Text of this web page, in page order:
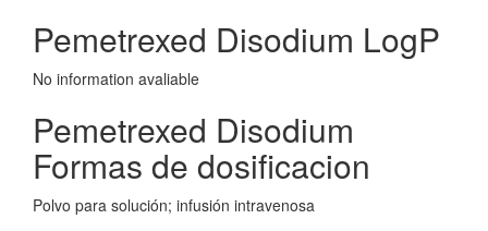
Pemetrexed Disodium LogP
No information avaliable
Pemetrexed Disodium
Formas de dosificacion
Polvo para solución; infusión intravenosa